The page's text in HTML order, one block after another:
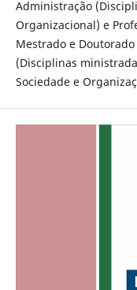
Administração
Organizacional) e
Mestrado e
(Disciplinas
Sociedade e